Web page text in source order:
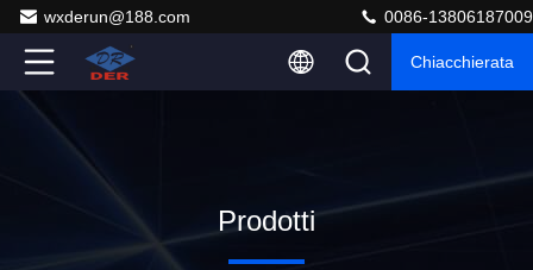
wxderun@188.com 0086-13806187009
Chiacchierata
Prodotti